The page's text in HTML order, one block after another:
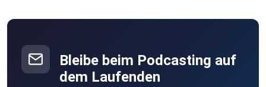
Bleibe beim Podcasting auf
dem Laufenden